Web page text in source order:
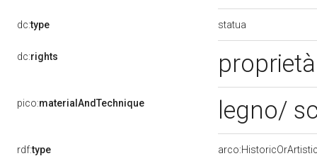
dc:type statua
dc:rights
pico:materialAndTechnique legno/
rdf:type